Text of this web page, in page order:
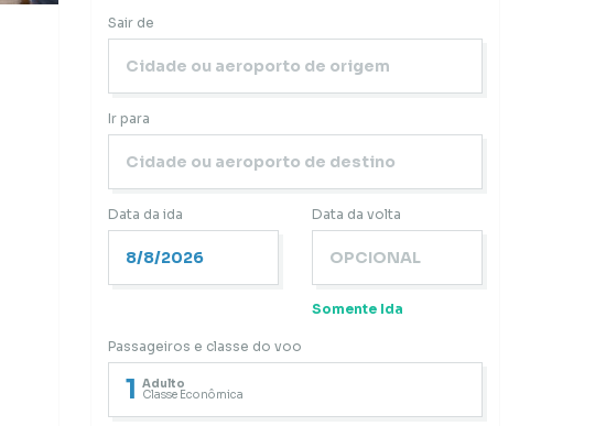
Sair de
Ir para
Data da ida Data da volta
Somente Ida
Passageiros e classe do voo
1 Adulto
Classe Econômica